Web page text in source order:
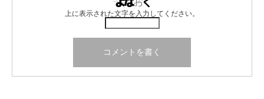
上に表示された文字を入力してください。